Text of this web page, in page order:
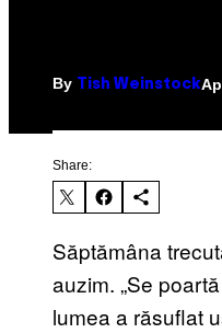
By Tish Weinstock
Share:
Săptămâna
auzim. „Se
lumea a răsuflat